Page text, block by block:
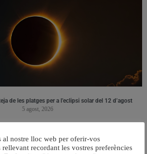
de les platges per a l’eclipsi solar del 12 d’agost
5 agost, 2026
nostre lloc web per oferir-vos
recordant les vostres preferències